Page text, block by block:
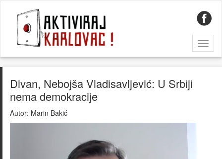
Divan, Nebojša Vladisavljević: U Srbiji
nema demokracije
Autor: Marin Bakić